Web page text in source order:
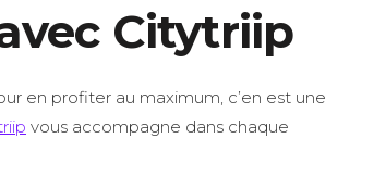
Citytriip
en profiter au maximum, c’en est une
vous accompagne dans chaque